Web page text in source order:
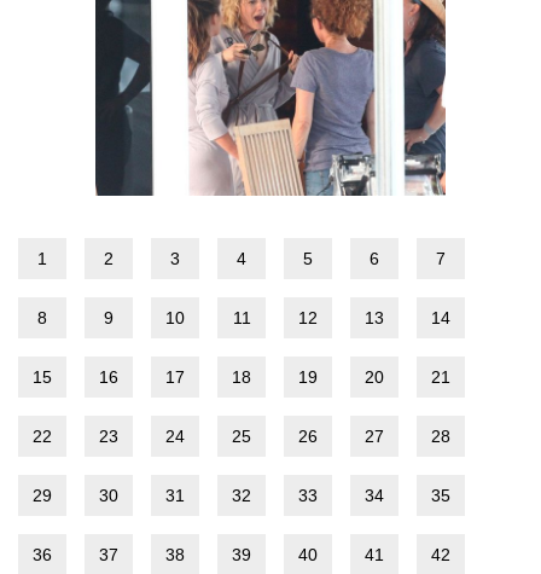
1 2 3 4 5 6 7
8 9 10 11 12 13 14
15 16 17 18 19 20 21
22 23 24 25 26 27 28
29 30 31 32 33 34 35
36 37 38 39 40 41 42